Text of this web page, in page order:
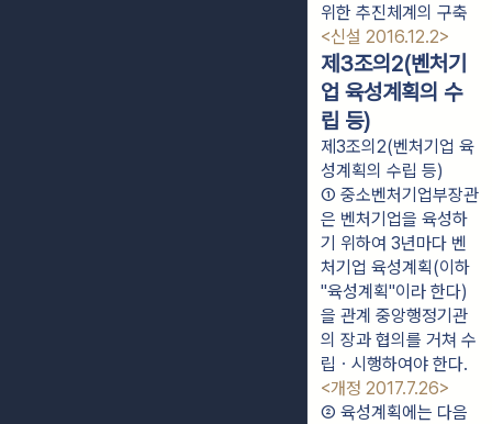
위한 추진체계의 구축
<신설 2016.12.2>
제3조의2(벤처기
업 육성계획의 수
립 등)
제3조의2(벤처기업 육
성계획의 수립 등)
① 중소벤처기업부장관
은 벤처기업을 육성하
기 위하여 3년마다 벤
처기업 육성계획(이하
"육성계획"이라 한다)
을 관계 중앙행정기관
의 장과 협의를 거쳐 수
<개정 2017.7.26>
② 육성계획에는 다음